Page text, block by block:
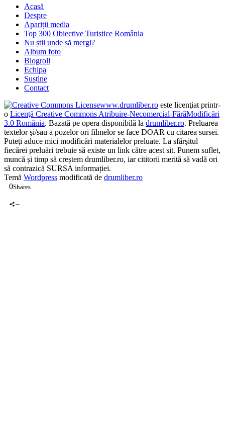
Top 300 Obiective Turistice România
Nu știi unde să mergi?
Album foto
Blogroll
Echipa
Susține
Contact
Licenţă Creative Commons Atribuire-Necomercial-FărăModificări
3.0 România
textelor şi/sau a pozelor ori filmelor se face DOAR cu citarea sursei.
Puteţi aduce mici modificări materialelor preluate. La sfârşitul
fiecărei preluări trebuie să existe un link către acest sit. Punem suflet,
muncă și timp să creștem drumliber.ro, iar cititorii merită să vadă ori
să contrazică SURSA informației.
TemăWordpressmodificată dedrumliber.ro
0Shares
0